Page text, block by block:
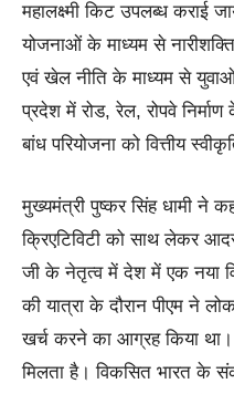
महालक्ष्मी किट उपलब्ध कराई
योजनाओं के माध्यम से
एवं खेल नीति के माध्यम से
प्रदेश में रोड, रेल, रोपवे निर्माण
बांध परियोजना को वित्तीय
मुख्यमंत्री पुष्कर सिंह धामी ने
क्रिएटिविटी को साथ लेकर
जी के नेतृत्व में देश में एक नया
की यात्रा के दौरान पीएम ने
खर्च करने का आग्रह किया था।
मिलता है। विकसित भारत के